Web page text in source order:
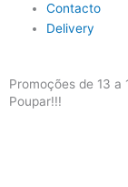
Contacto
Delivery
Promoções de 13 a
Poupar!!!